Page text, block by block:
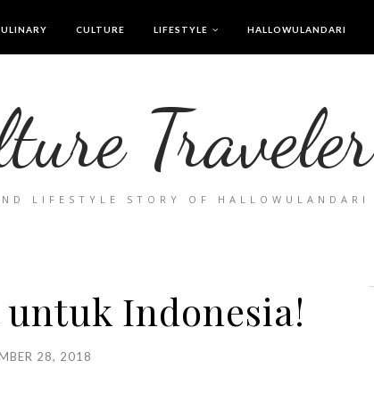
CULTURE LIFESTYLE HALLOWULANDARI
Traveler
LIFESTYLE STORY OF HALLOWULANDARI
Indonesia!
28, 2018